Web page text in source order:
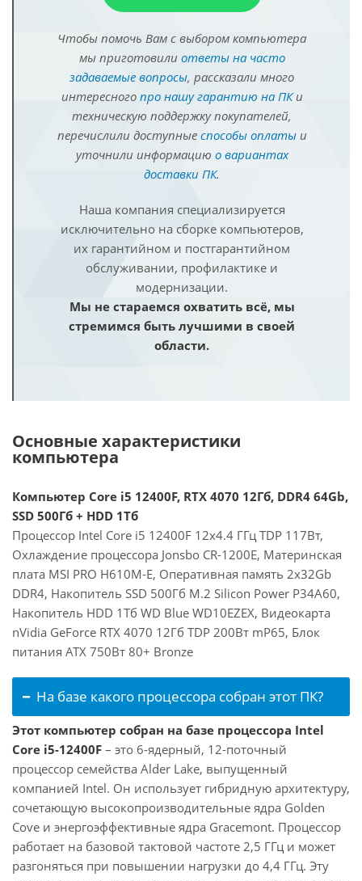
Чтобы помочь Вам с выбором компьютера
мы приготовили ответы на часто
задаваемые вопросы, рассказали много
интересного про нашу гарантию на ПКи
техническую поддержку покупателей,
перечислили доступные способы оплатыи
уточнили информацию о вариантах
доставки ПК.
Наша компания специализируется
исключительно на сборке компьютеров,
их гарантийном и постгарантийном
обслуживании, профилактике и
модернизации.
Мы не стараемся охватить всё, мы
стремимся быть лучшими в своей
области.
Основные характеристики
компьютера
Компьютер Core i5 12400F, RTX 4070 12Гб, DDR4 64Gb,
SSD 500Гб + HDD 1Тб
Процессор Intel Core i5 12400F 12x4.4 ГГц TDP 117Вт,
Охлаждение процессора Jonsbo CR-1200E, Материнская
плата MSI PRO H610M-E, Оперативная память 2x32Gb
DDR4, Накопитель SSD 500Гб M.2 Silicon Power P34A60,
Накопитель HDD 1Тб WD Blue WD10EZEX, Видеокарта
nVidia GeForce RTX 4070 12Гб TDP 200Вт mP65, Блок
питания ATX 750Вт 80+ Bronze
На базе какого процессора собран этот ПК?
Этот компьютер собран на базе процессора Intel
Core i5-12400F – это 6-ядерный, 12-поточный
процессор семейства Alder Lake, выпущенный
компанией Intel. Он использует гибридную архитектуру,
сочетающую высокопроизводительные ядра Golden
Cove и энергоэффективные ядра Gracemont. Процессор
работает на базовой тактовой частоте 2,5 ГГц и может
разгоняться при повышении нагрузки до 4,4 ГГц. Эту